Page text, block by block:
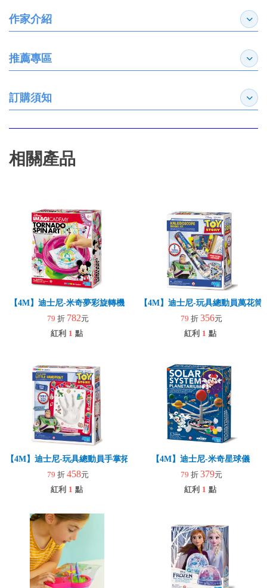
作家介紹 展開
推薦專區 展開
訂購須知 展開
相關產品
【4M】迪士尼-米奇夢彩旋轉機
79 折 782元
紅利 1 點
【4M】迪士尼-玩具總動員萬花筒
79 折 356元
紅利 1 點
【4M】迪士尼-玩具總動員手掌拓印遊戲
79 折 458元
紅利 1 點
【4M】迪士尼-米奇星球儀
79 折 379元
紅利 1 點